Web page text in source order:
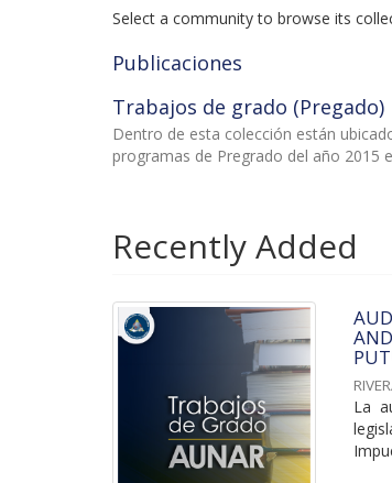
Select a community to browse its
Publicaciones
Trabajos de grado (Pregado)
Dentro de esta colección están
programas de Pregrado del año 2015
Recently Added
La